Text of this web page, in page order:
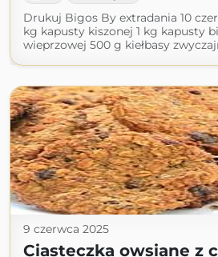
Drukuj Bigos By extradania 10
kg kapusty kiszonej 1 kg kapusty
wieprzowej 500 g kiełbasy
9 czerwca 2025
Ciasteczka owsiane z